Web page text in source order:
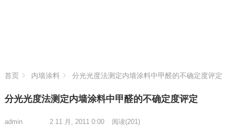
首页 内墙涂料 分光光度法测定内墙涂料中甲醛的不确定度评定
分光光度法测定内墙涂料中甲醛的不确定度评定
admin 2 11 月, 2011 0:00 阅读(201)